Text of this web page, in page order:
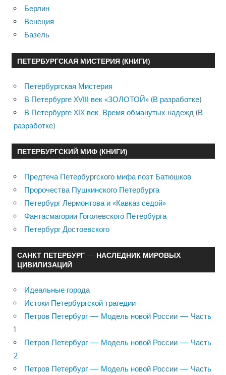
Берлин
Венеция
Базель
ПЕТЕРБУРГСКАЯ МИСТЕРИЯ (КНИГИ)
Петербургская Мистерия
В Петербурге XVIII век «ЗОЛОТОЙ» (В разработке)
В Петербурге XIX век. Время обманутых надежд (В
разработке)
ПЕТЕРБУРГСКИЙ МИФ (КНИГИ)
Предтеча Петербургского мифа поэт Батюшков
Пророчества Пушкинского Петербурга
Петербург Лермонтова и «Кавказ седой»
Фантасмагории Гоголевского Петербурга
Петербург Достоевского
САНКТ ПЕТЕРБУРГ — НАСЛЕДНИК МИРОВЫХ
ЦИВИЛИЗАЦИЙ
Идеальные города
Истоки Петербургской трагедии
Петров Петербург — Модель новой России — Часть
1
Петров Петербург — Модель новой России — Часть
2
Петров Петербург — Модель новой России — Часть